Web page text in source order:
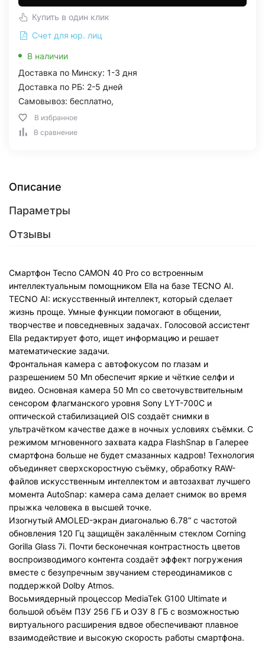
Купить в один клик
Счет для юр. лиц
В наличии
Доставка по Минску: 1-3 дня
Доставка по РБ: 2-5 дней
Самовывоз: бесплатно,
В избранное
В сравнение
Описание
Параметры
Отзывы
Смартфон Tecno CAMON 40 Pro со встроенным
интеллектуальным помощником Ella на базе TECNO AI.
TECNO AI: искусственный интеллект, который сделает
жизнь проще. Умные функции помогают в общении,
творчестве и повседневных задачах. Голосовой ассистент
Ella редактирует фото, ищет информацию и решает
математические задачи.
Фронтальная камера с автофокусом по глазам и
разрешением 50 Мп обеспечит яркие и чёткие селфи и
видео. Основная камера 50 Мп со светочувствительным
сенсором флагманского уровня Sony LYT-700C и
оптической стабилизацией OIS создаёт снимки в
ультрачётком качестве даже в ночных условиях съёмки. С
режимом мгновенного захвата кадра FlashSnap в Галерее
смартфона больше не будет смазанных кадров! Технология
объединяет сверхскоростную съёмку, обработку RAW-
файлов искусственным интеллектом и автозахват лучшего
момента AutoSnap: камера сама делает снимок во время
прыжка человека в высшей точке.
Изогнутый AMOLED-экран диагональю 6.78” c частотой
обновления 120 Гц защищён закалённым стеклом Corning
Gorilla Glass 7i. Почти бесконечная контрастность цветов
воспроизводимого контента создаёт эффект погружения
вместе с безупречным звучанием стереодинамиков с
поддержкой Dolby Atmos.
Восьмиядерный процессор MediaTek G100 Ultimate и
большой объём ПЗУ 256 ГБ и ОЗУ 8 ГБ с возможностью
виртуального расширения вдвое обеспечивают плавное
взаимодействие и высокую скорость работы смартфона.